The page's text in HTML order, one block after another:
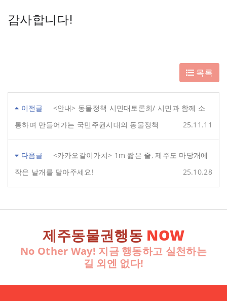
감사합니다!
목록
이전글
<안내> 동물정책 시민대토론회/ 시민과 함께 소
통하며 만들어가는 국민주권시대의 동물정책
25.11.11
다음글
<카카오같이가치> 1m 짧은 줄, 제주도 마당개에
작은 날개를 달아주세요!
25.10.28
제주동물권행동 NOW
No Other Way! 지금 행동하고 실천하는
길 외엔 없다!